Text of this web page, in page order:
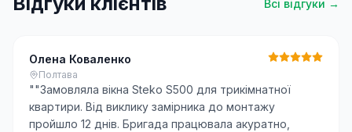
Всі відгуки →
Олена Коваленко
Полтава
""Замовляла вікна Steko S500 для трикімнатної
квартири. Від виклику замірника до монтажу
пройшло 12 днів. Бригада працювала акуратно,